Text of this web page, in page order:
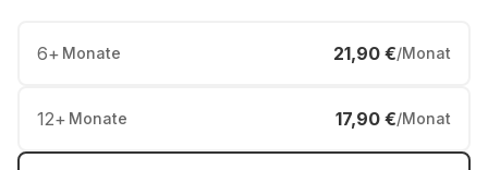
6+ Monate 21,90 €/Monat
12+ Monate 17,90 €/Monat